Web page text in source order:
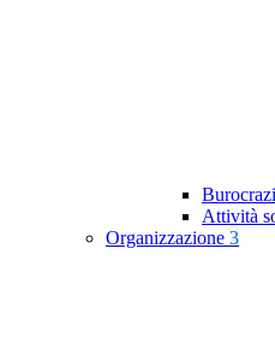
Attività
Organizzazione 3